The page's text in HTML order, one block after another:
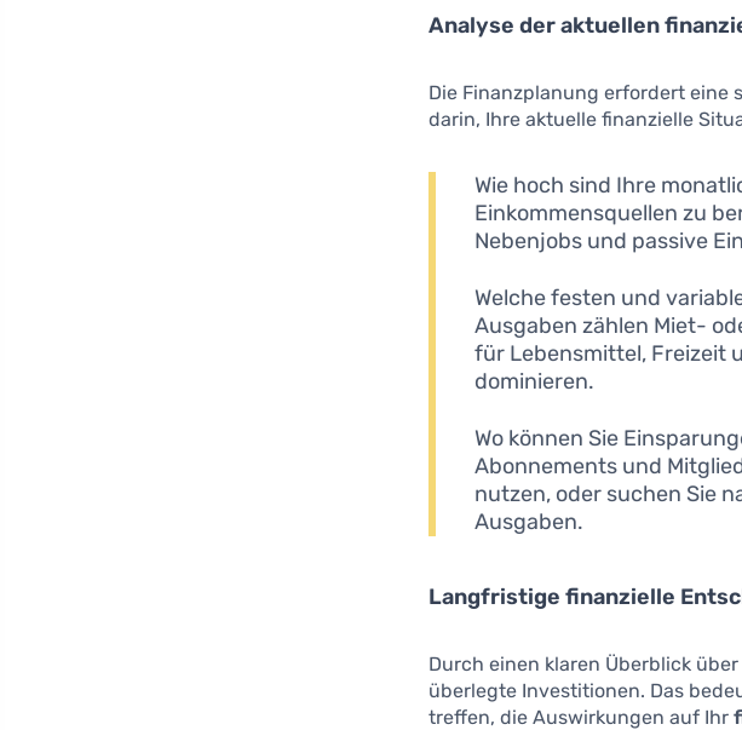
Analyse der aktuellen
Die Finanzplanung erfordert eine
darin, Ihre aktuelle finanzielle
Wie hoch sind Ihre
Einkommensquellen zu
Nebenjobs und passive
Welche festen und
Ausgaben zählen Miet-
für Lebensmittel, Freizeit
dominieren.
Wo können Sie
Abonnements und
nutzen, oder suchen Sie
Ausgaben.
Langfristige finanzielle
Durch einen klaren Überblick
überlegte Investitionen. Das
treffen, die Auswirkungen auf Ihr